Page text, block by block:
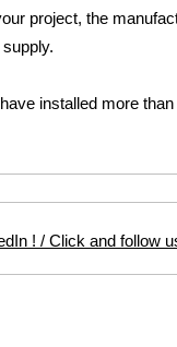
project, the
installed more
! / Click and follow